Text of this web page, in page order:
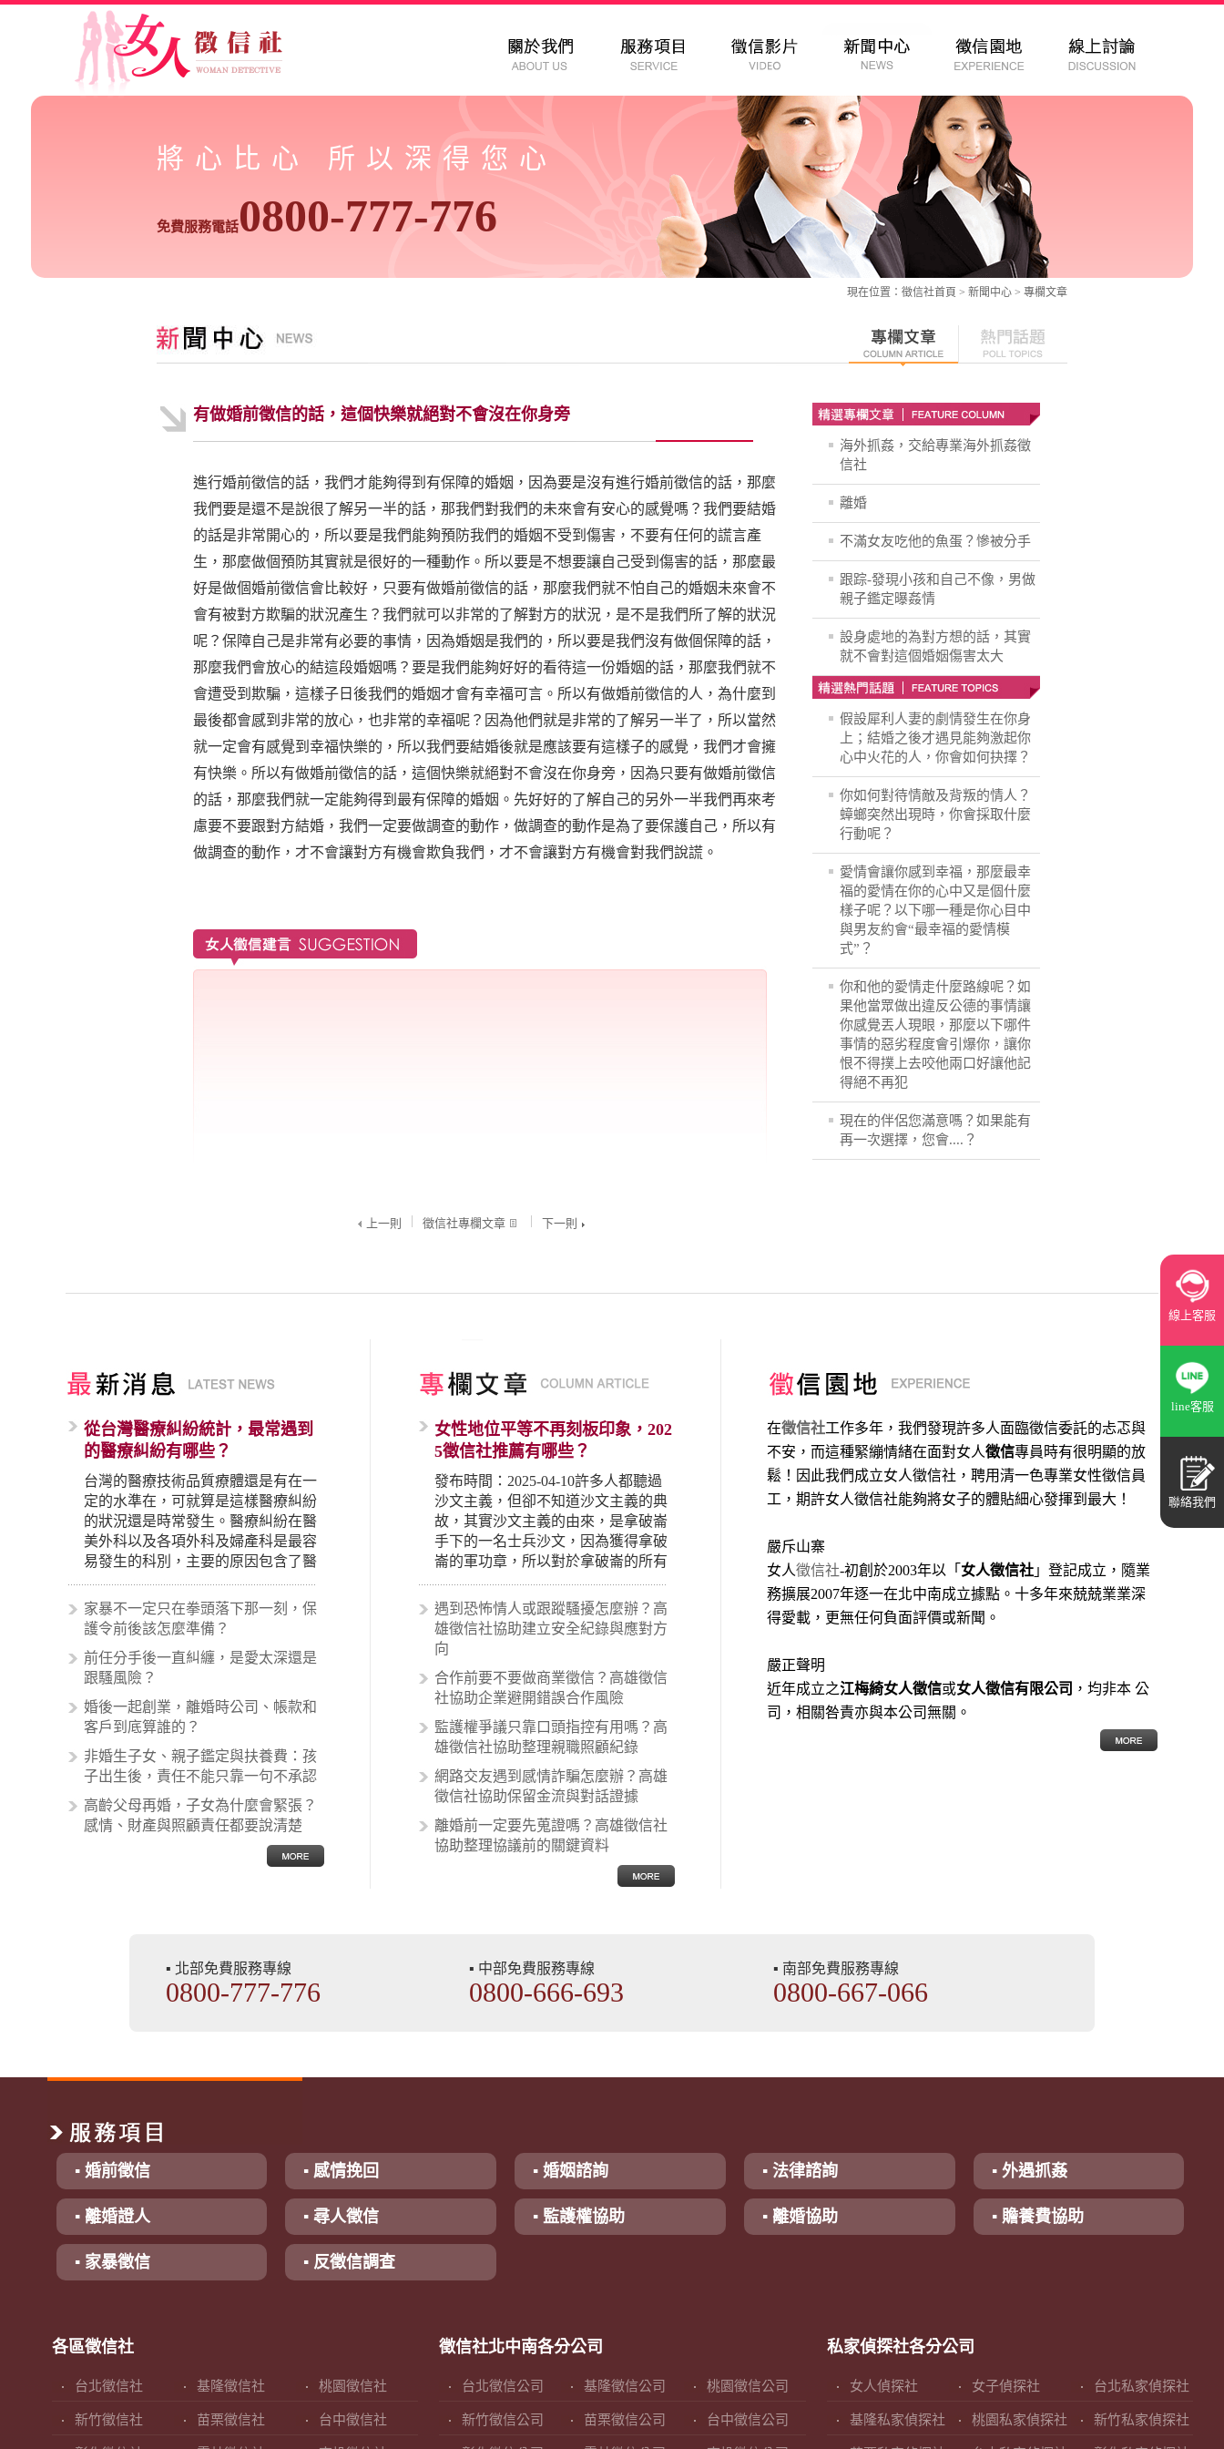
將心比心 所以深得您心
免費服務電話0800-777-776
線上客服
line客服
聯絡我們
現在位置： 徵信社首頁 > 新聞中心 > 專欄文章
有做婚前徵信的話，這個快樂就絕對不會沒在你身旁
進行婚前徵信的話，我們才能夠得到有保障的婚姻，因為要是沒有進行婚前徵信的話，那麼
我們要是還不是說很了解另一半的話，那我們對我們的未來會有安心的感覺嗎？我們要結婚
的話是非常開心的，所以要是我們能夠預防我們的婚姻不受到傷害，不要有任何的謊言產
生，那麼做個預防其實就是很好的一種動作。所以要是不想要讓自己受到傷害的話，那麼最
好是做個婚前徵信會比較好，只要有做婚前徵信的話，那麼我們就不怕自己的婚姻未來會不
會有被對方欺騙的狀況產生？我們就可以非常的了解對方的狀況，是不是我們所了解的狀況
呢？保障自己是非常有必要的事情，因為婚姻是我們的，所以要是我們沒有做個保障的話，
那麼我們會放心的結這段婚姻嗎？要是我們能夠好好的看待這一份婚姻的話，那麼我們就不
會遭受到欺騙，這樣子日後我們的婚姻才會有幸福可言。所以有做婚前徵信的人，為什麼到
最後都會感到非常的放心，也非常的幸福呢？因為他們就是非常的了解另一半了，所以當然
就一定會有感覺到幸福快樂的，所以我們要結婚後就是應該要有這樣子的感覺，我們才會擁
有快樂。所以有做婚前徵信的話，這個快樂就絕對不會沒在你身旁，因為只要有做婚前徵信
的話，那麼我們就一定能夠得到最有保障的婚姻。先好好的了解自己的另外一半我們再來考
慮要不要跟對方結婚，我們一定要做調查的動作，做調查的動作是為了要保護自己，所以有
做調查的動作，才不會讓對方有機會欺負我們，才不會讓對方有機會對我們說謊。
上一則 徵信社專欄文章 下一則
海外抓姦，交給專業海外抓姦徵
信社
離婚
不滿女友吃他的魚蛋？慘被分手
跟踪-發現小孩和自己不像，男做
親子鑑定曝姦情
設身處地的為對方想的話，其實
就不會對這個婚姻傷害太大
假設犀利人妻的劇情發生在你身
上；結婚之後才遇見能夠激起你
心中火花的人，你會如何抉擇？
你如何對待情敵及背叛的情人？
蟑螂突然出現時，你會採取什麼
行動呢？
愛情會讓你感到幸福，那麼最幸
福的愛情在你的心中又是個什麼
樣子呢？以下哪一種是你心目中
與男友約會“最幸福的愛情模
式”？
你和他的愛情走什麼路線呢？如
果他當眾做出違反公德的事情讓
你感覺丟人現眼，那麼以下哪件
事情的惡劣程度會引爆你，讓你
恨不得撲上去咬他兩口好讓他記
得絕不再犯
現在的伴侶您滿意嗎？如果能有
再一次選擇，您會....？
從台灣醫療糾紛統計，最常遇到
的醫療糾紛有哪些？
台灣的醫療技術品質療體還是有在一
定的水準在，可就算是這樣醫療糾紛
的狀況還是時常發生。醫療糾紛在醫
美外科以及各項外科及婦產科是最容
易發生的科別，主要的原因包含了醫
生未盡告知義務、醫療處置疏失、手
術疏失、術後照顧失當、醫療費用的
收取。雖然醫學進步，但醫生與病患
案例中最後都走向訴訟流程，我們如
果不幸遇到相關醫療糾紛時究竟該怎
麼處理呢？醫療糾紛相關的內容其實
非常多，有些案例…
家暴不一定只在拳頭落下那一刻，保
護令前後該怎麼準備？
前任分手後一直糾纏，是愛太深還是
跟騷風險？
婚後一起創業，離婚時公司、帳款和
客戶到底算誰的？
非婚生子女、親子鑑定與扶養費：孩
子出生後，責任不能只靠一句不承認
高齡父母再婚，子女為什麼會緊張？
感情、財產與照顧責任都要說清楚
女性地位平等不再刻板印象，202
5徵信社推薦有哪些？
發布時間：2025-04-10許多人都聽過
沙文主義，但卻不知道沙文主義的典
故，其實沙文主義的由來，是拿破崙
手下的一名士兵沙文，因為獲得拿破
崙的軍功章，所以對於拿破崙的所有
事蹟和政策產生狂熱崇拜，形成偏執
的狀況，所以沙文主義後來就被拿來
暗指偏見和歧視，而且有沙文主義傾
向的人，通常對於自己的國家和民族
國家的人，所以沙文主義也廣泛應用
在種族歧視的說法，甚至還出現了男
性沙文…
遇到恐怖情人或跟蹤騷擾怎麼辦？高
雄徵信社協助建立安全紀錄與應對方
向
合作前要不要做商業徵信？高雄徵信
社協助企業避開錯誤合作風險
監護權爭議只靠口頭指控有用嗎？高
雄徵信社協助整理親職照顧紀錄
網路交友遇到感情詐騙怎麼辦？高雄
徵信社協助保留金流與對話證據
離婚前一定要先蒐證嗎？高雄徵信社
協助整理協議前的關鍵資料
在徵信社工作多年，我們發現許多人面臨徵信委託的忐忑與
不安，而這種緊繃情緒在面對女人徵信專員時有很明顯的放
鬆！因此我們成立女人徵信社，聘用清一色專業女性徵信員
工，期許女人徵信社能夠將女子的體貼細心發揮到最大 ！
嚴斥山寨
女人徵信社-初創於2003年以「 女人徵信社 」登記成立，隨業
務擴展2007年逐一在北中南成立據點。十多年來兢兢業業深
得愛載，更無任何負面評價或新聞。
嚴正聲明
近年成立之江梅綺女人徵信或女人徵信有限公司 ，均非本 公
司，相關咎責亦與本公司無關。
▪ 北部免費服務專線
0800-777-776
▪ 中部免費服務專線
0800-666-693
▪ 南部免費服務專線
0800-667-066
▪ 婚前徵信 ▪ 感情挽回 ▪ 婚姻諮詢 ▪ 法律諮詢 ▪ 外遇抓姦
▪ 離婚證人 ▪ 尋人徵信 ▪ 監護權協助 ▪ 離婚協助 ▪ 贍養費協助
▪ 家暴徵信 ▪ 反徵信調查
各區徵信社
台北徵信社 基隆徵信社 桃園徵信社
新竹徵信社 苗栗徵信社 台中徵信社
徵信社北中南各分公司
台北徵信公司 基隆徵信公司 桃園徵信公司
新竹徵信公司 苗栗徵信公司 台中徵信公司
私家偵探社各分公司
女人偵探社 女子偵探社 台北私家偵探社
基隆私家偵探社 桃園私家偵探社 新竹私家偵探社